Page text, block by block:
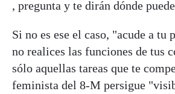
, pregunta y te dirán dónde
Si no es ese el caso, "acude a tu
no realices las funciones de tus
sólo aquellas tareas que te
feminista del 8-M persigue